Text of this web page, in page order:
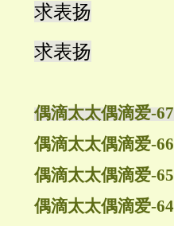
求表扬
求表扬
偶滴太太偶滴爱-67
偶滴太太偶滴爱-66
偶滴太太偶滴爱-65
偶滴太太偶滴爱-64